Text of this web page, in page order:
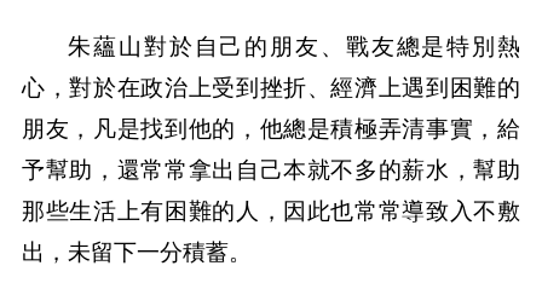
朱蘊山對於自己的朋友、戰友總是特別熱
心，對於在政治上受到挫折、經濟上遇到困難的
朋友，凡是找到他的，他總是積極弄清事實，給
予幫助，還常常拿出自己本就不多的薪水，幫助
那些生活上有困難的人，因此也常常導致入不敷
出，未留下一分積蓄。